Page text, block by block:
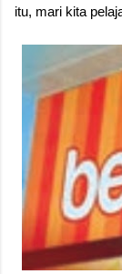
itu, mari kita